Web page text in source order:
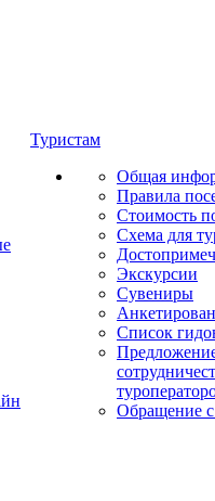
Туристам
Общая
Правила
Стоимость
Схема для
Экскурсии
Сувениры
Список
Обращение с